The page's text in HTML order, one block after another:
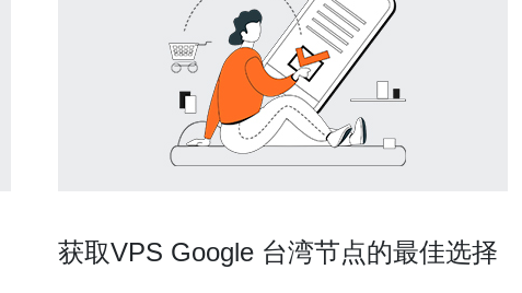
获取VPS Google 台湾节点的最佳选择